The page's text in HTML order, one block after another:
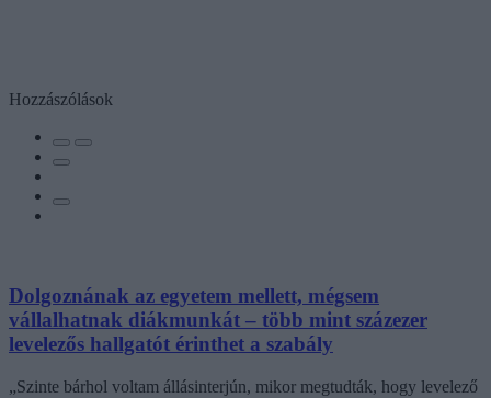
Hozzászólások
Dolgoznának az egyetem mellett, mégsem
vállalhatnak diákmunkát – több mint százezer
levelezős hallgatót érinthet a szabály
„Szinte bárhol voltam állásinterjún, mikor megtudták, hogy levelező